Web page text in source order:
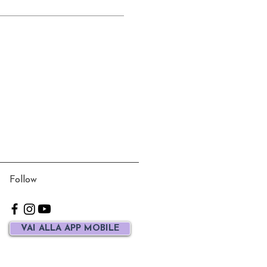
Follow
VAI ALLA APP MOBILE